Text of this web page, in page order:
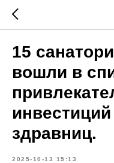
15
вошли в
здравниц.
2025-10-13 15:13